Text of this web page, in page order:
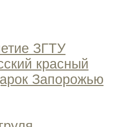
ЗГТУ
красный
Запорожью